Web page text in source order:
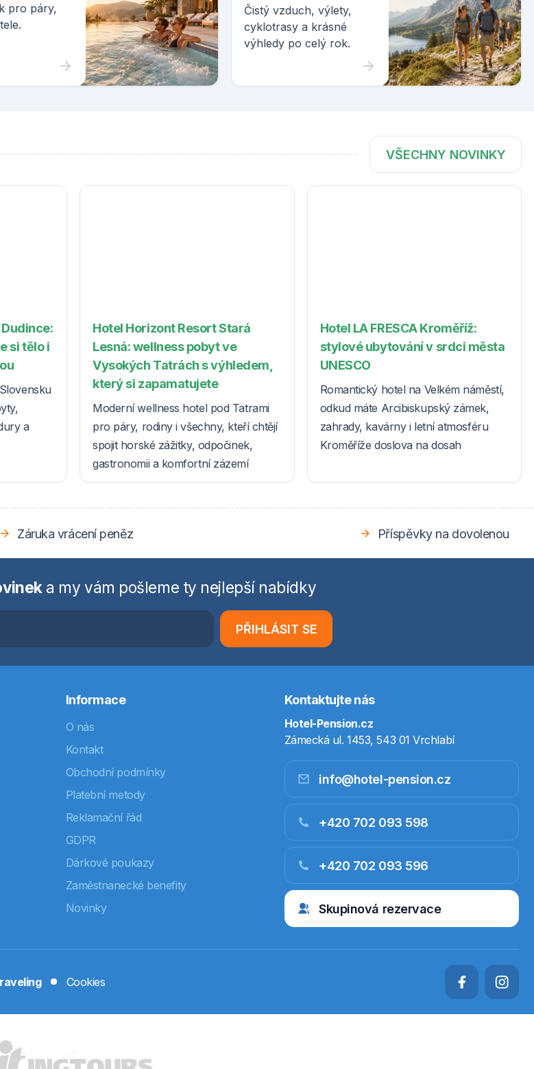
pro páry,
Čistý vzduch, výlety,
cyklotrasy a krásné
výhledy po celý rok.
VŠECHNY NOVINKY
si tělo i
a
Hotel Horizont Resort Stará
Lesná: wellness pobyt ve
Vysokých Tatrách s výhledem,
který si zapamatujete
Moderní wellness hotel pod Tatrami
pro páry, rodiny i všechny, kteří chtějí
spojit horské zážitky, odpočinek,
gastronomii a komfortní zázemí
Hotel LA FRESCA Kroměříž:
stylové ubytování v srdci města
UNESCO
Romantický hotel na Velkém náměstí,
odkud máte Arcibiskupský zámek,
zahrady, kavárny i letní atmosféru
Kroměříže doslova na dosah
Záruka vrácení peněz Příspěvky na dovolenou
a my vám pošleme ty nejlepší nabídky
PŘIHLÁSIT SE
Informace
O nás
Kontakt
Obchodní podmínky
Platební metody
Reklamační řád
GDPR
Dárkové poukazy
Zaměstnanecké benefity
Novinky
Kontaktujte nás
Hotel-Pension.cz
Zámecká ul. 1453, 543 01 Vrchlabí
info@hotel-pension.cz
+420 702 093 598
+420 702 093 596
Skupinová rezervace
Cookies